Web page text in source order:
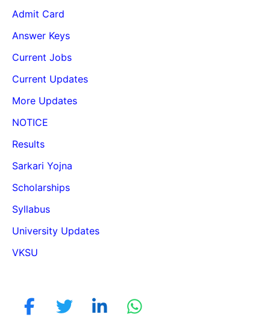
Admit Card
Answer Keys
Current Jobs
Current Updates
More Updates
NOTICE
Results
Sarkari Yojna
Scholarships
Syllabus
University Updates
VKSU